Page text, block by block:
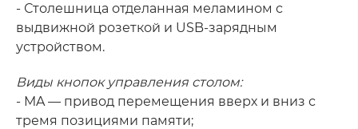
- Столешница отделанная меламином с
выдвижной розеткой и USB-зарядным
устройством.
Виды кнопок управления столом:
- MA — привод перемещения вверх и вниз с
тремя позициями памяти;